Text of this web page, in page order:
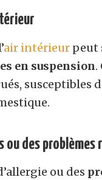
air intérieur peut
en suspension.
susceptibles
des
ou des